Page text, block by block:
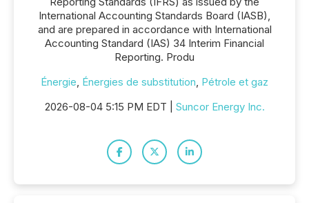
International Accounting Standards Board (IASB),
and are prepared in accordance with International
Accounting Standard (IAS) 34 Interim Financial
Reporting. Produ
Énergie, Énergies de substitution, Pétrole et gaz
2026-08-04 5:15 PM EDT | Suncor Energy Inc.